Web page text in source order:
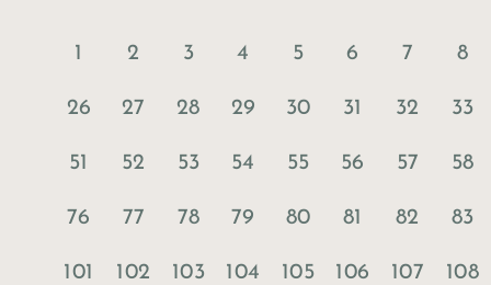
1 2 3 4 5 6 7 8
26 27 28 29 30 31 32 33
51 52 53 54 55 56 57 58
76 77 78 79 80 81 82 83
101 102 103 104 105 106 107 108